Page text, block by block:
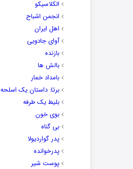
الکلاسیکو
انجمن اشباح
اهل ایران
آوای جادویی
بازنده
بالش ها
بامداد خمار
برتا: داستان یک اسلحه
بلیط یک‌‌ طرفه
بوی خون
بی گناه
پدر گواردیولا
پدرخوانده
پوست شیر